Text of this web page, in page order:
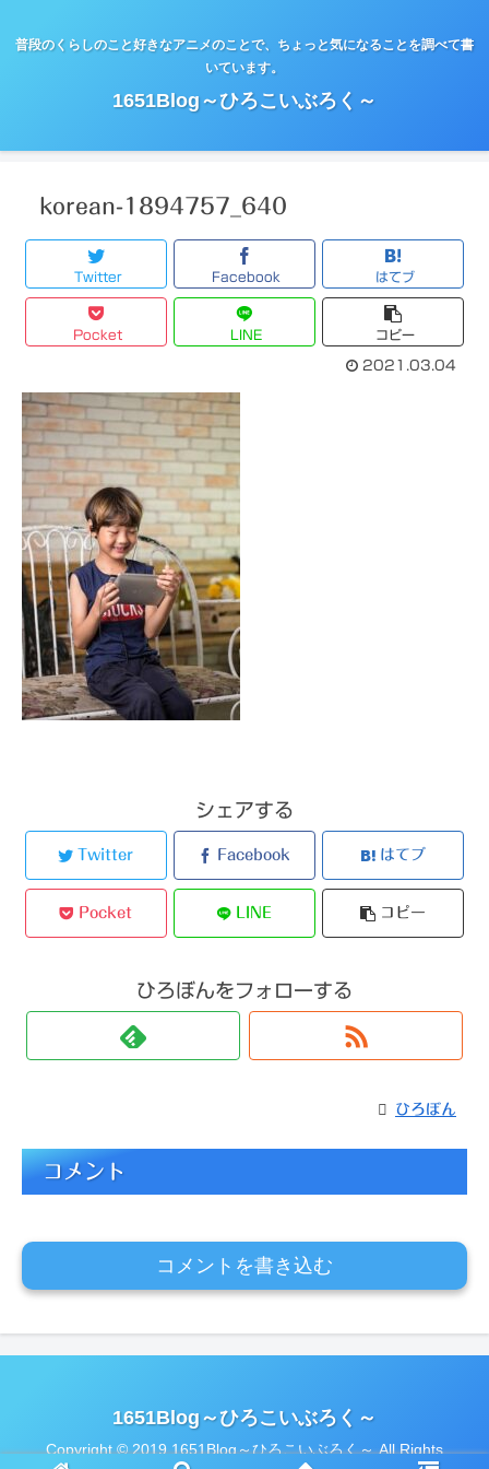
普段のくらしのこと好きなアニメのことで、ちょっと気になることを調べて書
いています。
1651Blog～ひろこいぶろく～
korean-1894757_640
Twitter Facebook はてブ
Pocket LINE コピー
2021.03.04
シェアする
Twitter Facebook はてブ
Pocket LINE コピー
ひろぼんをフォローする
ひろぼん
コメント
コメントを書き込む
1651Blog～ひろこいぶろく～
Copyright © 2019 1651Blog～ひろこいぶろく～ All Rights